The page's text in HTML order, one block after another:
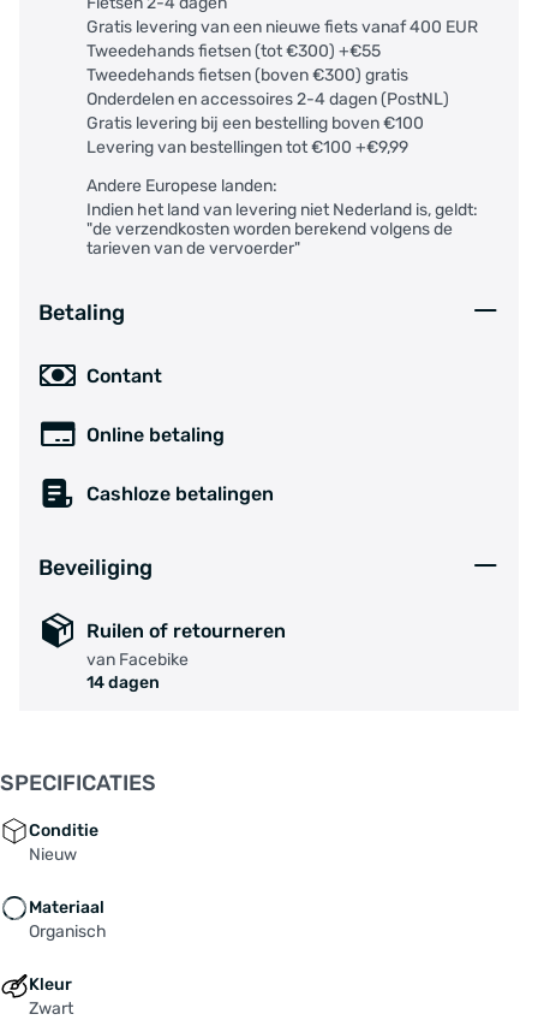
Gratis levering van een nieuwe fiets vanaf 400 EUR
Tweedehands fietsen (tot €300) +€55
Tweedehands fietsen (boven €300) gratis
Onderdelen en accessoires 2-4 dagen (PostNL)
Gratis levering bij een bestelling boven €100
Levering van bestellingen tot €100 +€9,99
Andere Europese landen:
Indien het land van levering niet Nederland is, geldt:
"de verzendkosten worden berekend volgens de
tarieven van de vervoerder"
Betaling
Contant
Online betaling
Cashloze betalingen
Beveiliging
Ruilen of retourneren
van Facebike
14 dagen
SPECIFICATIES
Conditie
Nieuw
Materiaal
Organisch
Kleur
Zwart